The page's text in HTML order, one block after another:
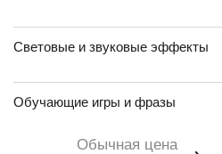
Световые и звуковые эффекты
Обучающие игры и фразы
Обычная цена